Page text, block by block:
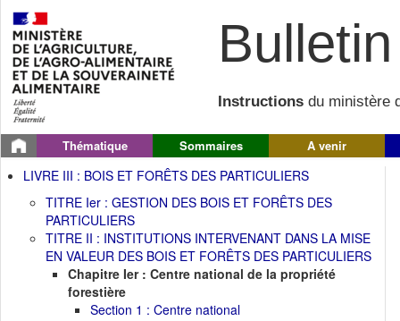
Instructions du ministère
Thématique Sommaires A venir
LIVRE III : BOIS ET FORÊTS DES PARTICULIERS
TITRE Ier : GESTION DES BOIS ET FORÊTS DES
PARTICULIERS
TITRE II : INSTITUTIONS INTERVENANT DANS LA MISE
EN VALEUR DES BOIS ET FORÊTS DES PARTICULIERS
Chapitre Ier : Centre national de la propriété
forestière
Section 1 : Centre national